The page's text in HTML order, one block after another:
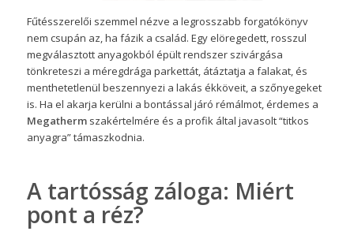
Fűtésszerelői szemmel nézve a legrosszabb forgatókönyv
nem csupán az, ha fázik a család. Egy elöregedett, rosszul
megválasztott anyagokból épült rendszer szivárgása
tönkreteszi a méregdrága parkettát, átáztatja a falakat, és
menthetetlenül beszennyezi a lakás ékköveit, a szőnyegeket
is. Ha el akarja kerülni a bontással járó rémálmot, érdemes a
Megathermszakértelmére és a profik által javasolt “titkos
anyagra” támaszkodnia.
A tartósság záloga: Miért
pont a réz?